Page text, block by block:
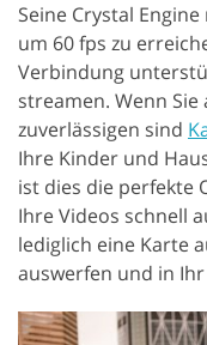
Seine Crystal
um 60 fps zu
Verbindung
streamen. Wenn
zuverlässigen sind
Ihre Kinder und
ist dies die perfekte
Ihre Videos schnell
lediglich eine Karte
auswerfen und in